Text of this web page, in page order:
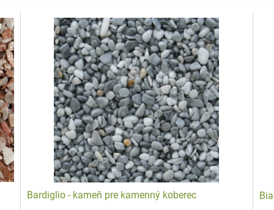
do kúpeľne a na toaletu, keďže
(uzavretá
kamienkov využívajú aj na parkoviská – kamienky majú vysokú pevnosť,
na kamenný koberec (expoxidová živica).
na kamenný koberec:
vzhľad,
podobne,
kamenné koberce a presvedčte sa o ich skvelých vlasatostiach na vlastnej
Bardiglio - kameň pre kamenný koberec